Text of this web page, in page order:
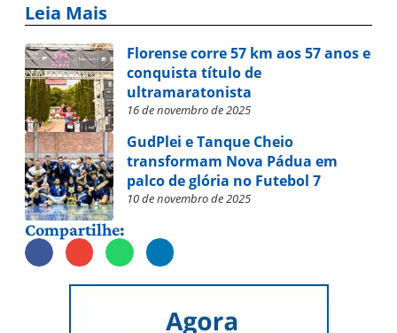
Leia Mais
Florense corre 57 km aos 57 anos e
conquista título de
ultramaratonista
16 de novembro de 2025
GudPlei e Tanque Cheio
transformam Nova Pádua em
palco de glória no Futebol 7
10 de novembro de 2025
Compartilhe: